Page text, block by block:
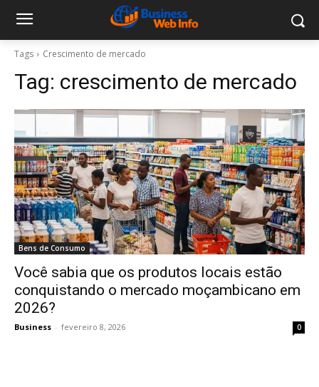
Tags Crescimento de mercado
Tag: crescimento de mercado
Bens de Consumo
Você sabia que os produtos locais estão
conquistando o mercado moçambicano em
2026?
Business - fevereiro 8, 2026 0